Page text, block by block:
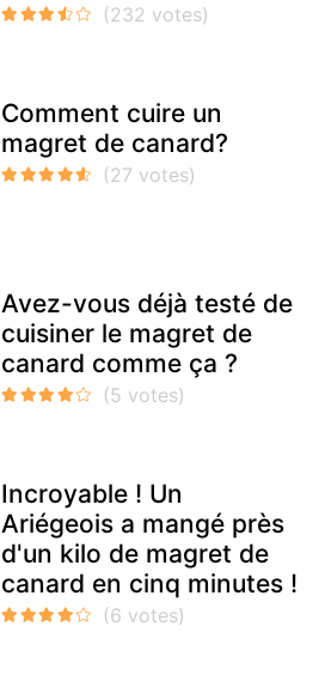
Comment cuire un
magret de canard?
Avez-vous déjà testé de
cuisiner le magret de
canard comme ça ?
Incroyable ! Un
Ariégeois a mangé près
d'un kilo de magret de
canard en cinq minutes !